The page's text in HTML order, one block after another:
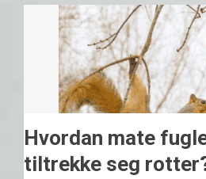
Hvordan mate
tiltrekke seg